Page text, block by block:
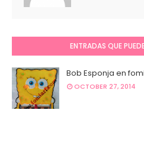
ENTRADAS QUE
Bob Esponja en
OCTOBER 27, 2014